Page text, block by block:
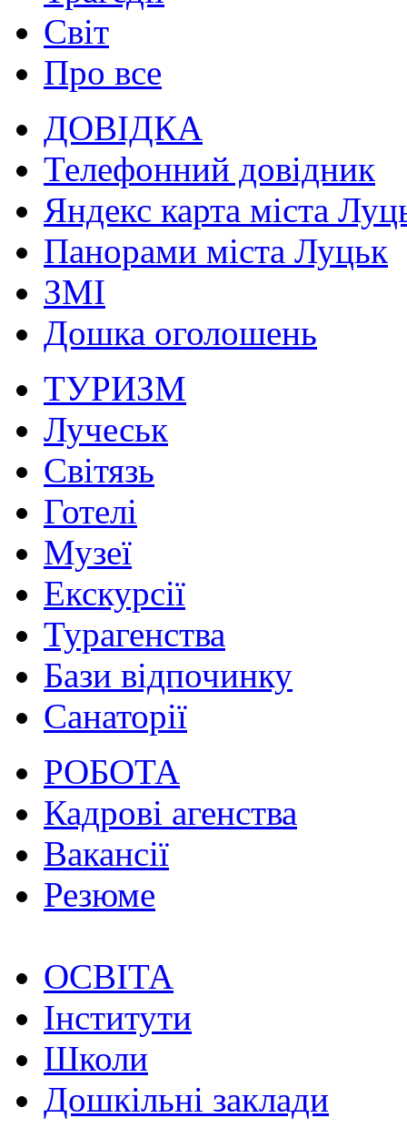
Світ
Про все
ДОВІДКА
Телефонний довідник
Яндекс карта міста
Панорами міста Луцьк
ЗМІ
Дошка оголошень
ТУРИЗМ
Лучеськ
Світязь
Готелі
Музеї
Екскурсії
Турагенства
Бази відпочинку
Санаторії
РОБОТА
Кадрові агенства
Вакансії
Резюме
ОСВІТА
Інститути
Школи
Дошкільні заклади